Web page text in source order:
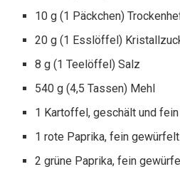
10 g (1 Päckchen)
20 g (1 Esslöffel)
8 g (1 Teelöffel) Salz
540 g (4,5 Tassen) Mehl
1 Kartoffel, geschält und
1 rote Paprika, fein gewürfelt
2 grüne Paprika, fein